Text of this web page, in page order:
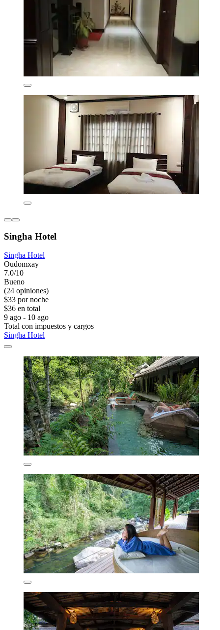
Singha Hotel
Singha Hotel
Oudomxay
7.0/10
Bueno
(24 opiniones)
$33 por noche
$36 en total
9 ago - 10 ago
Total con impuestos y cargos
Singha Hotel